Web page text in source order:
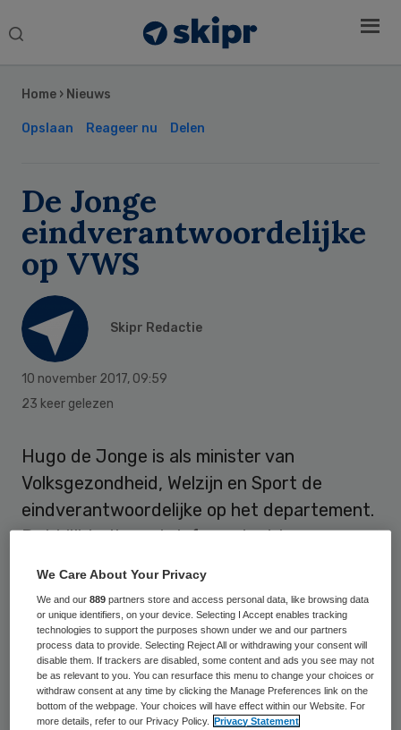
Search
Home › Nieuws
Opslaan Reageer nu Delen
De Jonge
eindverantwoordelijke
op VWS
Skipr Redactie
10 november 2017, 09:59
23 keer gelezen
Hugo de Jonge is als minister van
Volksgezondheid, Welzijn en Sport de
eindverantwoordelijke op het departement.
Dat blijkt uit een brief van de drie
Kamer over de verdeling van hun
portefeuilles.
Sinds de benoeming van de Hugo de Jonge
(CDA) en Bruno Bruins (VVD), maar ook
andere duo-ministers in het nieuwe kabinet,
Sidebar
We Care About Your Privacy
We and our889 partners store and access personal data, like browsing data
or unique identifiers, on your device. Selecting I Accept enables tracking
technologies to support the purposes shown under we and our partners
process data to provide. Selecting Reject All or withdrawing your consent will
disable them. If trackers are disabled, some content and ads you see may not
be as relevant to you. You can resurface this menu to change your choices or
withdraw consent at any time by clicking the Manage Preferences link on the
bottom of the webpage. Your choices will have effect within our Website. For
more details, refer to our Privacy Policy.
Privacy Statement